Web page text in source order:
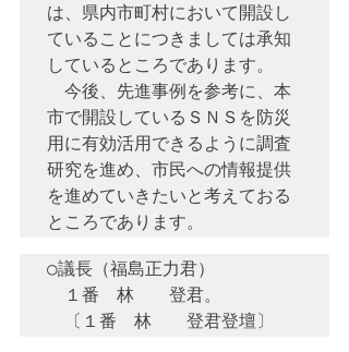
は、県内市町村において開設し
ていることにつきましては承知
しているところであります。
今後、先進事例を参考に、本
市で開設しているＳＮＳを防災
用に有効活用できるように調査
研究を進め、市民への情報提供
を進めていきたいと考えておる
○議長（福島正力君）
１番　林　　登君。